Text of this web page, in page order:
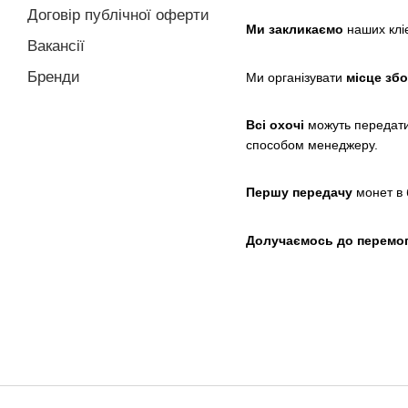
Ми закликаємо наших
Ми організувати місце
Всі охочі можуть
способом менеджеру.
Першу передачу монет в
Долучаємось до
Договір публічної оферти
Вакансії
Бренди